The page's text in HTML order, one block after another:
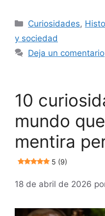
Categorías
Curiosidades,
y sociedad
Deja un comentario
10
mundo
mentira
5 (9)
18 de abril de 2026